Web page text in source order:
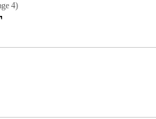
4)